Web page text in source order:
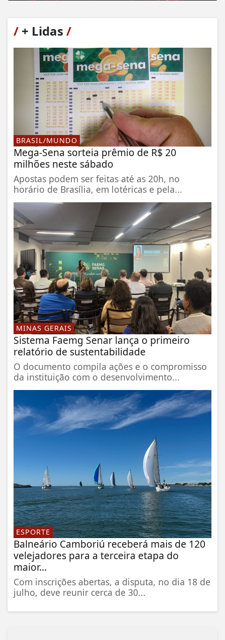
/ + Lidas /
BRASIL/MUNDO
Mega-Sena sorteia prêmio de R$ 20
milhões neste sábado
Apostas podem ser feitas até as 20h, no
horário de Brasília, em lotéricas e pela...
MINAS GERAIS
Sistema Faemg Senar lança o primeiro
relatório de sustentabilidade
O documento compila ações e o compromisso
da instituição com o desenvolvimento...
ESPORTE
Balneário Camboriú receberá mais de 120
velejadores para a terceira etapa do
maior...
Com inscrições abertas, a disputa, no dia 18 de
julho, deve reunir cerca de 30...